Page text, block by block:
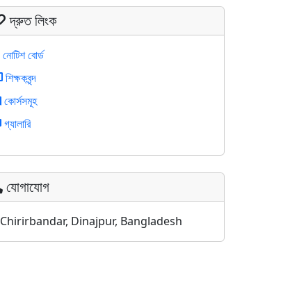
দ্রুত লিংক
নোটিশ বোর্ড
শিক্ষকবৃন্দ
কোর্সসমূহ
গ্যালারি
যোগাযোগ
Chirirbandar, Dinajpur, Bangladesh